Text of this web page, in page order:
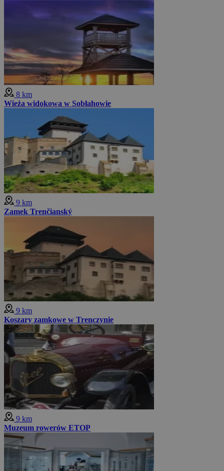
8 km
Wieża widokowa w Sobłahowie
9 km
Zamek Trenčianský
9 km
Koszary zamkowe w Trenczynie
9 km
Muzeum rowerów ETOP